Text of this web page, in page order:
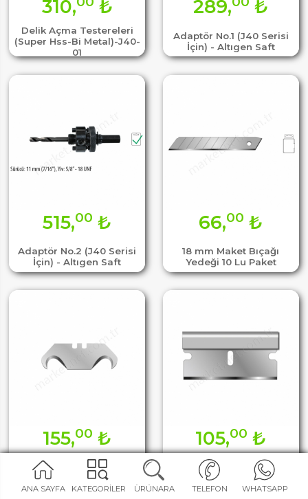
ANA SAYFA KATEGORİLER ÜRÜNARA TELEFON WHATSAPP
Delik Açma Testereleri
(Super Hss-Bi Metal)-J40-
01
310, ₺
Adaptör No.1 (J40 Serisi
İçin) - Altıgen Saft
289, ₺
Adaptör No.2 (J40 Serisi
İçin) - Altıgen Saft
515,00 ₺
18 mm Maket Bıçağı
Yedeği 10 Lu Paket
66,00 ₺
Kanca Tipi Maket Bıçağı
Yedeği 10 Lu Paket
155,00 ₺
Kazıma Bıçak Yedeği 10
Lu Paket
105,00 ₺